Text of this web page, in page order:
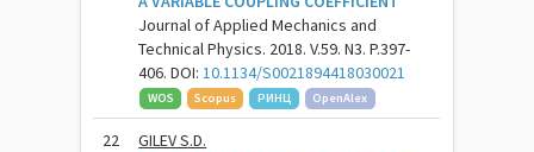
Journal of Applied Mechanics and
Technical Physics. 2018. V.59. N3. P.397-
406. DOI:10.1134/S0021894418030021
WOS Scopus РИНЦ OpenAlex
22
GILEV S.D.